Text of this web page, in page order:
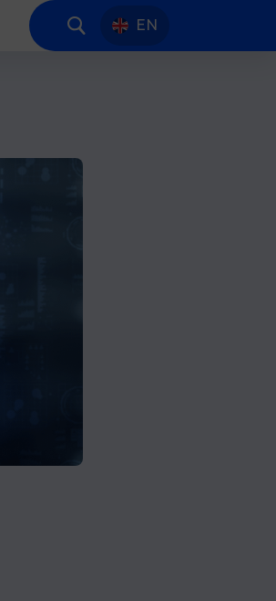
EN